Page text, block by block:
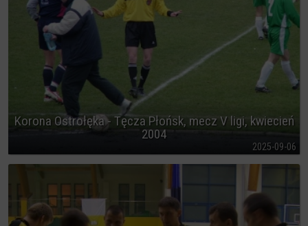
Korona Ostrołęka - Tęcza Płońsk, mecz V ligi, kwiecień
2004
2025-09-06